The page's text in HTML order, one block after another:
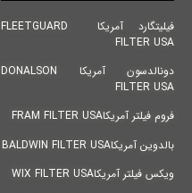
فیلیتگارد آمریکا FLEETGUARD
FILTER USA
دونالدسون آمریکا DONALSON
FILTER USA
فروم فیلتر آمریکاFRAM FILTER USA
بالدوین آمریکاBALDWIN FILTER USA
ویکس فیلتر آمریکاWIX FILTER USA